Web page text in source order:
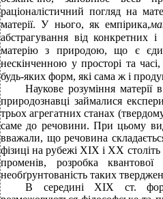
раціоналістичний погляд на
матерії. У нього, як емпірика,
абстрагування від конкретних
матерію з природою, що є
нескінченною у просторі та
будь-яких форм, які сама ж і
Наукове розуміння матерії
природознавці займалися
трьох агрегатних станах
саме до речовини. При цьому
вважали, що речовина
фізиці на рубежі ХІХ і ХХ століть
променів, розробка
необґрунтованість таких
В середині ХІХ ст.